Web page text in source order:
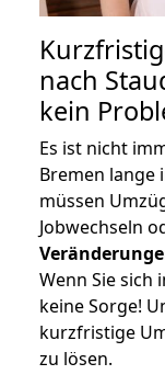
nach
kein
Es ist nicht
Bremen lange
müssen
Jobwechseln
Wenn Sie sich
keine Sorge!
kurzfristige
zu lösen.